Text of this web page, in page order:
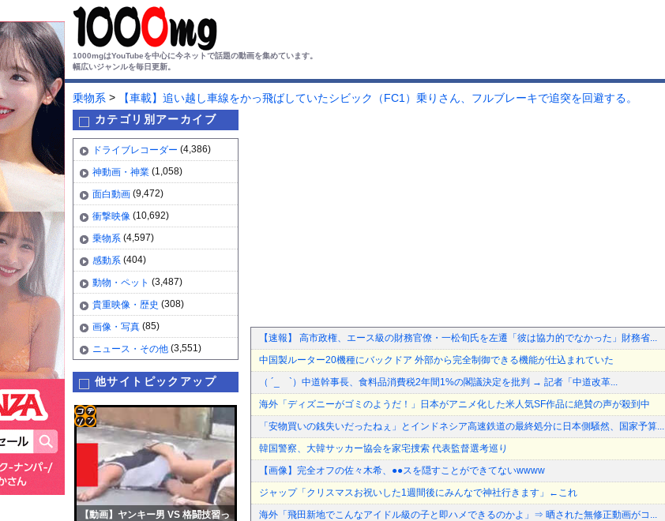
1000mgはYouTubeを中心に今ネットで話題の動画を集めています。
幅広いジャンルを毎日更新。
乗物系 >
【車載】追い越し車線をかっ飛ばしていたシビック（FC1）乗りさん、フルブレーキで追突を回避する。
カテゴリ別アーカイブ
ドライブレコーダー (4,386)
神動画・神業 (1,058)
面白動画 (9,472)
衝撃映像 (10,692)
乗物系 (4,597)
感動系 (404)
動物・ペット (3,487)
貴重映像・歴史 (308)
画像・写真 (85)
ニュース・その他 (3,551)
他サイトピックアップ
【動画】ヤンキー男 VS 格闘技習っ
コテ
定リ
【速報】 高市政権、エース級の財務官僚・一松旬氏を左遷「彼は協力的でなかった」財務省...
中国製ルーター20機種にバックドア 外部から完全制御できる機能が仕込まれていた
（ ´_ゝ`）中道幹事長、食料品消費税2年間1%の閣議決定を批判 → 記者「中道改革...
海外「ディズニーがゴミのようだ！」日本がアニメ化した米人気SF作品に絶賛の声が殺到中
「安物買いの銭失いだったねぇ」とインドネシア高速鉄道の最終処分に日本側騒然、国家予算...
韓国警察、大韓サッカー協会を家宅捜索 代表監督選考巡り
【画像】完全オフの佐々木希、●●スを隠すことができてないwwww
ジャップ「クリスマスお祝いした1週間後にみんなで神社行きます」←これ
海外「飛田新地でこんなアイドル級の子と即ハメできるのかよ」⇒ 晒された無修正動画がコ...